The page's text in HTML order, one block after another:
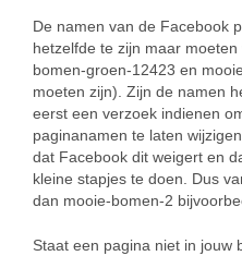
De namen van de Facebook
hetzelfde te zijn maar
bomen-groen-12423 en
moeten zijn). Zijn de namen
eerst een verzoek indienen
paginanamen te laten
dat Facebook dit weigert en
kleine stapjes te doen. Dus
dan mooie-bomen-2
Staat een pagina niet in jouw